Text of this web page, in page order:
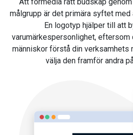
målgrupp är det primära syftet
En logotyp hjälper till att
varumärkespersonlighet, eftersom
människor förstå din verksamhets
välja den framför andra